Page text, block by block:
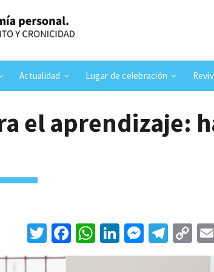
Actualidad Lugar de celebración
el aprendizaje:
T
wi
Fa
ce
W
h
Li
n
M
es
Te
le
C
o